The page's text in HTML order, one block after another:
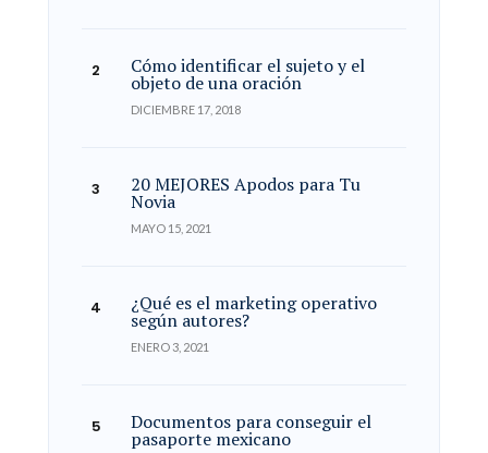
Cómo identificar el sujeto y el
objeto de una oración
DICIEMBRE 17, 2018
20 MEJORES Apodos para Tu
Novia
MAYO 15, 2021
¿Qué es el marketing operativo
según autores?
ENERO 3, 2021
Documentos para conseguir el
pasaporte mexicano